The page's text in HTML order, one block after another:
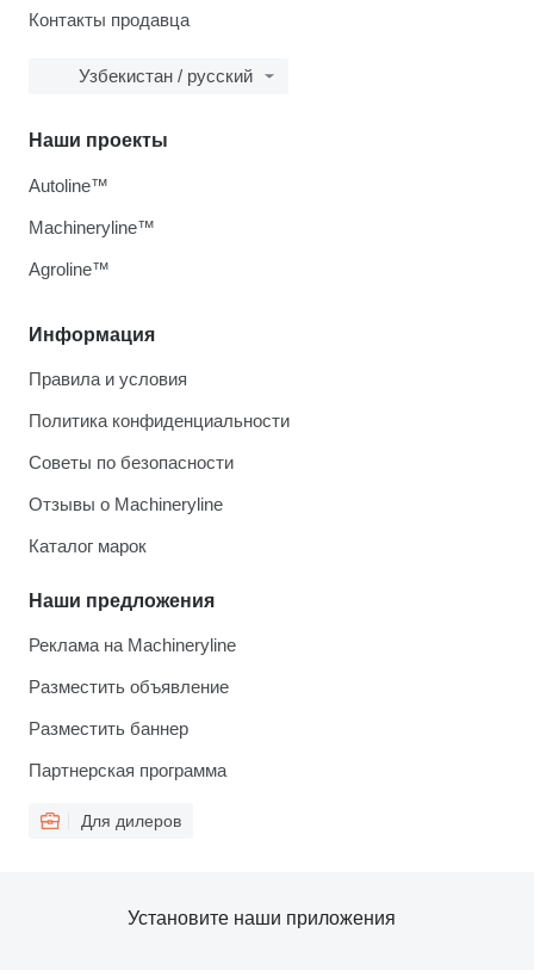
Контакты продавца
Узбекистан / русский
Информация
Правила и условия
Политика конфиденциальности
Советы по безопасности
Отзывы о Machineryline
Каталог марок
Наши предложения
Реклама на Machineryline
Разместить объявление
Разместить баннер
Партнерская программа
Для дилеров
Наши проекты
Autoline™
Machineryline™
Agroline™
Установите наши приложения